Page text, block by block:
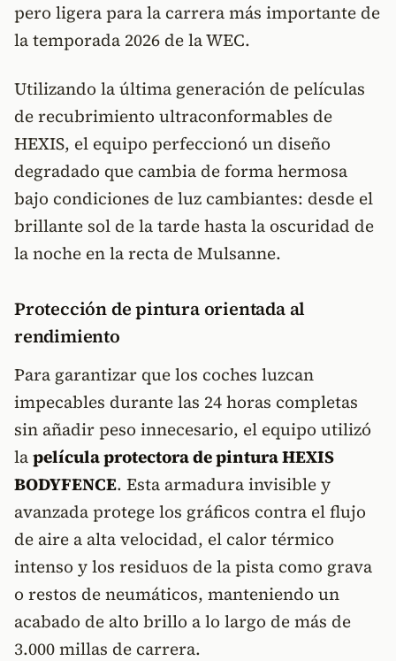
pero ligera para la carrera más importante de
la temporada 2026 de la WEC.
Utilizando la última generación de películas
de recubrimiento ultraconformables de
HEXIS, el equipo perfeccionó un diseño
degradado que cambia de forma hermosa
bajo condiciones de luz cambiantes: desde el
brillante sol de la tarde hasta la oscuridad de
la noche en la recta de Mulsanne.
Protección de pintura orientada al
rendimiento
Para garantizar que los coches luzcan
impecables durante las 24 horas completas
sin añadir peso innecesario, el equipo utilizó
lapelícula protectora de pintura HEXIS
BODYFENCE. Esta armadura invisible y
avanzada protege los gráficos contra el flujo
de aire a alta velocidad, el calor térmico
intenso y los residuos de la pista como grava
o restos de neumáticos, manteniendo un
acabado de alto brillo a lo largo de más de
3.000 millas de carrera.